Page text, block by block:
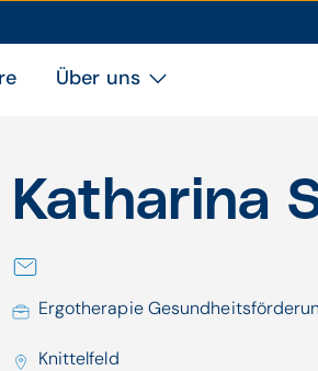
Über uns
Katharina
Ergotherapie
Knittelfeld